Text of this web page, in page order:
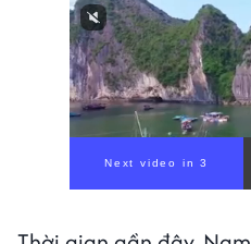
Next video in 1